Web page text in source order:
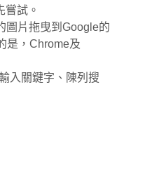
嘗試。
圖片拖曳到Google的
是，Chrome及
入關鍵字、陳列搜